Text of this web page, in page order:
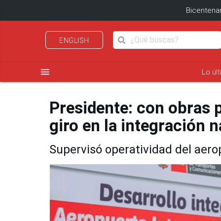
ENGLISH
menu Lo
Presidente: con obras
giro en la integración
Supervisó operatividad del